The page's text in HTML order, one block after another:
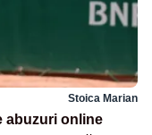
Stoica Marian
abuzuri online